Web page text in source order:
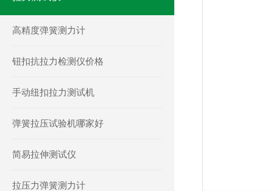
高精度弹簧测力计
钮扣抗拉力检测仪价格
手动纽扣拉力测试机
弹簧拉压试验机哪家好
简易拉伸测试仪
拉压力弹簧测力计